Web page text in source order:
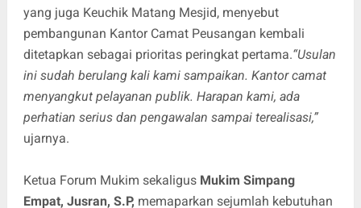
yang juga Keuchik Matang Mesjid, menyebut
pembangunan Kantor Camat Peusangan kembali
ditetapkan sebagai prioritas peringkat pertama.“Usulan
ini sudah berulang kali kami sampaikan. Kantor camat
menyangkut pelayanan publik. Harapan kami, ada
perhatian serius dan pengawalan sampai terealisasi,”
ujarnya.
Ketua Forum Mukim sekaligus Mukim Simpang
Empat, Jusran, S.P, memaparkan sejumlah kebutuhan